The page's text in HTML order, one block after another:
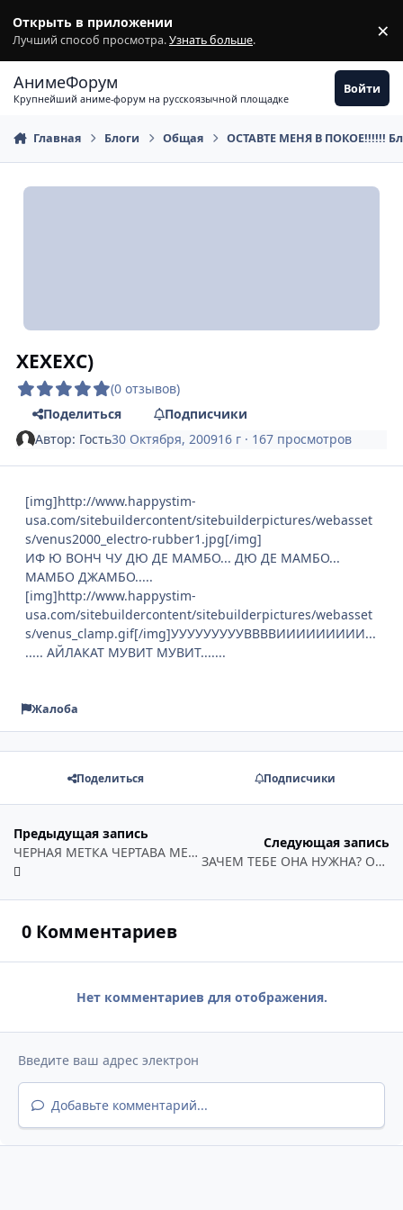
Открыть в приложении
Лучший способ просмотра.Узнать больше. ×
АнимеФорум
Крупнейший аниме-форум на русскоязычной площадке
Войти
Главная Блоги Общая ОСТАВТЕ МЕНЯ В ПОКОЕ!!!!!!
ХЕХЕХС)
(0 отзывов)
Поделиться
Подписчики
Автор: Гость30 Октября, 200916 г · 167 просмотров
[img]http://www.happystim-
usa.com/sitebuildercontent/sitebuilderpictures/webasset
s/venus2000_electro-rubber1.jpg[/img]
ИФ Ю ВОНЧ ЧУ ДЮ ДЕ МАМБО... ДЮ ДЕ МАМБО...
МАМБО ДЖАМБО.....
[img]http://www.happystim-
usa.com/sitebuildercontent/sitebuilderpictures/webasset
s/venus_clamp.gif[/img]УУУУУУУУУВВВВИИИИИИИИИ...
..... АЙЛАКАТ МУВИТ МУВИТ.......
Жалоба
Поделиться Подписчики
Предыдущая запись
ЧЕРНАЯ МЕТКА ЧЕРТАВА МЕТКА...
Следующая запись
ЗАЧЕМ ТЕБЕ ОНА НУЖНА? ОНА НЕ СТОИТ И ГРОША!...
0 Комментариев
Нет комментариев для отображения.
Добавьте комментарий...